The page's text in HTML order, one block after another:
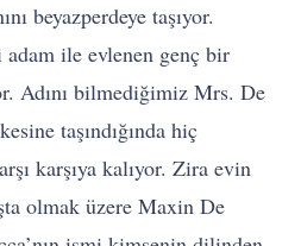
beyazperdeye taşıyor.
ile evlenen genç bir
Adını bilmediğimiz Mrs. De
taşındığında hiç
karşıya kalıyor. Zira evin
olmak üzere Maxin De